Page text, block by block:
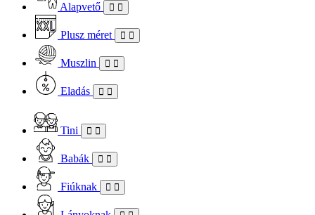
Alapvető
Plusz méret
Muszlin
Eladás
Tini
Babák
Fiúknak